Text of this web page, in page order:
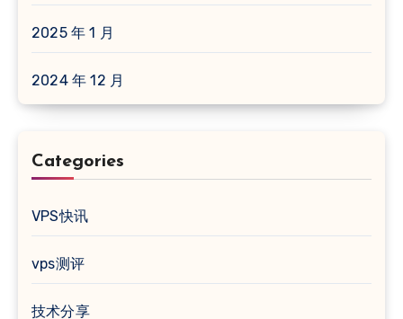
2025 年 1 月
2024 年 12 月
Categories
VPS快讯
vps测评
技术分享